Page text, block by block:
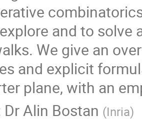
and to
We give an
and explicit
plane, with an
DrAlin Bostan (Inria)